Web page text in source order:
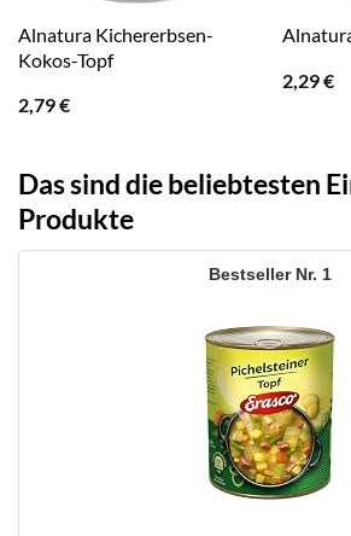
Alnatura Kichererbsen-
Kokos-Topf
2,79€
2,29€
Das sind die beliebtesten
Produkte
1